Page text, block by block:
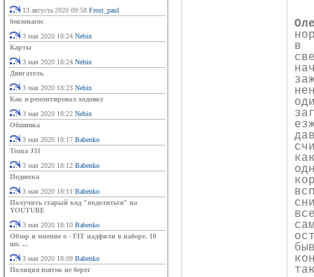
13 августа 2020 09:58 Frost_paul
бензонасос
3 мая 2020 18:24 Nebin
Карты
3 мая 2020 18:24 Nebin
Двигатель
3 мая 2020 18:23 Nebin
Как я ремонтировал ходовку
3 мая 2020 18:22 Nebin
Обшивка
3 мая 2020 18:17 Babenko
Teana J31
3 мая 2020 18:12 Babenko
Подвеска
3 мая 2020 18:11 Babenko
Получить старый код "поделиться" на
YOUTUBE
3 мая 2020 18:10 Babenko
Обзор и мнение о - FIT надфили в наборе. 10
шт. ...
3 мая 2020 18:09 Babenko
Полиция взяток не берет
в